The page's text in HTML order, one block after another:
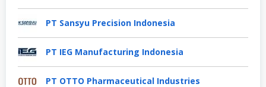
PT Sansyu Precision Indonesia
PT IEG Manufacturing Indonesia
PT OTTO Pharmaceutical Industries